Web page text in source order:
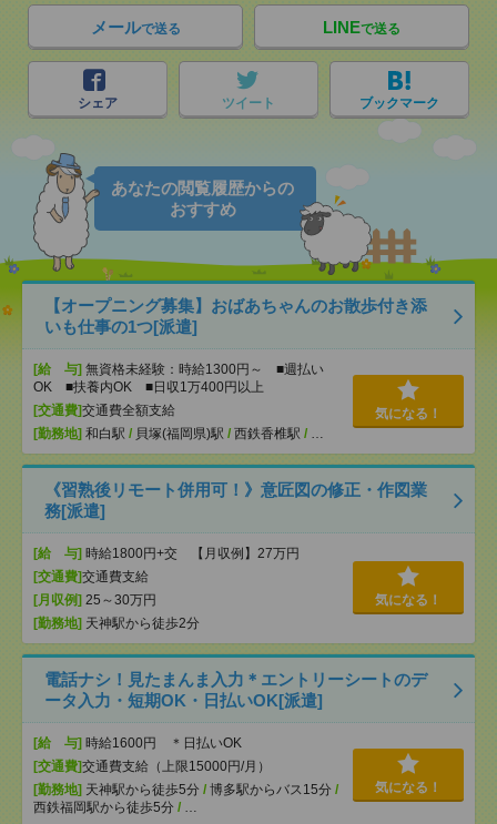
メールで送る LINEで送る
シェア ツイート ブックマーク
あなたの閲覧履歴からの
おすすめ
【オープニング募集】おばあちゃんのお散歩付き添
いも仕事の1つ[派遣]
[給 与] 無資格未経験：時給1300円～ ■週払い
OK ■扶養内OK ■日収1万400円以上
[交通費]交通費全額支給
[勤務地] 和白駅 / 貝塚(福岡県)駅 / 西鉄香椎駅 / …
気になる！
《習熟後リモート併用可！》意匠図の修正・作図業
務[派遣]
[給 与] 時給1800円+交 【月収例】27万円
[交通費]交通費支給
[月収例] 25～30万円
[勤務地] 天神駅から徒歩2分
気になる！
電話ナシ！見たまんま入力＊エントリーシートのデ
ータ入力・短期OK・日払いOK[派遣]
[給 与] 時給1600円 ＊日払いOK
[交通費]交通費支給（上限15000円/月）
[勤務地] 天神駅から徒歩5分 / 博多駅からバス15分 /
西鉄福岡駅から徒歩5分 / …
気になる！